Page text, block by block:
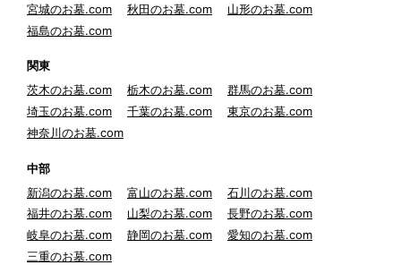
宮城のお墓.com
秋田のお墓.com
山形のお墓.com
福島のお墓.com
関東
茨木のお墓.com
栃木のお墓.com
群馬のお墓.com
埼玉のお墓.com
千葉のお墓.com
東京のお墓.com
神奈川のお墓.com
中部
新潟のお墓.com
富山のお墓.com
石川のお墓.com
福井のお墓.com
山梨のお墓.com
長野のお墓.com
岐阜のお墓.com
静岡のお墓.com
愛知のお墓.com
三重のお墓.com